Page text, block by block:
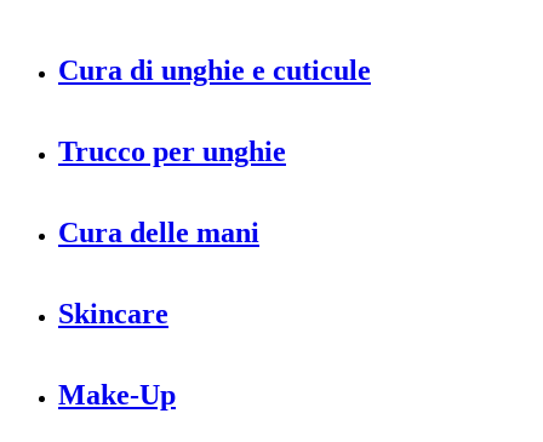
Cura di unghie e cuticule
Trucco per unghie
Cura delle mani
Skincare
Make-Up